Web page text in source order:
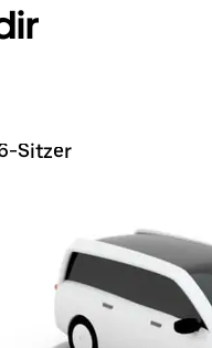
Sitzer